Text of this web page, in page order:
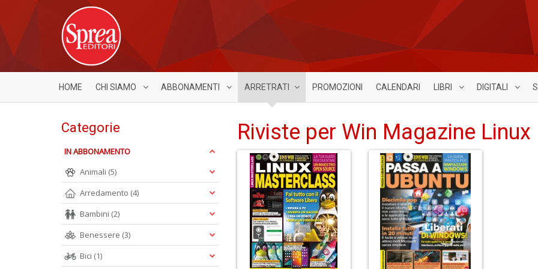
HOME CHI SIAMO ABBONAMENTI ARRETRATI PROMOZIONI CALENDARI LIBRI DIGITALI
Riviste per Win Magazine Linux
Categorie
IN ABBONAMENTO
Animali (5)
Arredamento (4)
Bambini (2)
Benessere (3)
Bici (1)